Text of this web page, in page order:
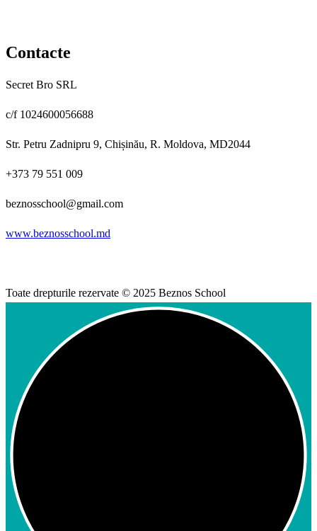
Contacte
Secret Bro SRL
c/f 1024600056688
Str. Petru Zadnipru 9, Chișinău, R. Moldova, MD2044
+373 79 551 009
beznosschool@gmail.com
www.beznosschool.md
Toate drepturile rezervate © 2025 Beznos School